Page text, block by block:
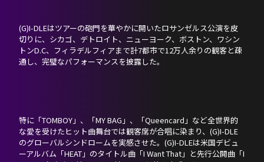
(G)I-DLEはツアーの砲門を華やかに開いたロサンゼルス公演を皮
切りに、シカゴ、デトロイト、ニューヨーク、ボストン、ワシン
トンD.C、フィラデルフィアまで計7都市で12万人余りの観客と疎
通し、完璧なパフォーマンスを披露した。
特に「TOMBOY」、「MY BAG」、「Queencard」など全世界的
な愛を受けたヒット曲舞台では観客席が合唱に染まり、(G)I-DLE
のグローバルシンドロームを実感させた。(G)I-DLEは米国デビュ
ーアルバム「HEAT」のタイトル曲「I Want That」と先行公開曲「I